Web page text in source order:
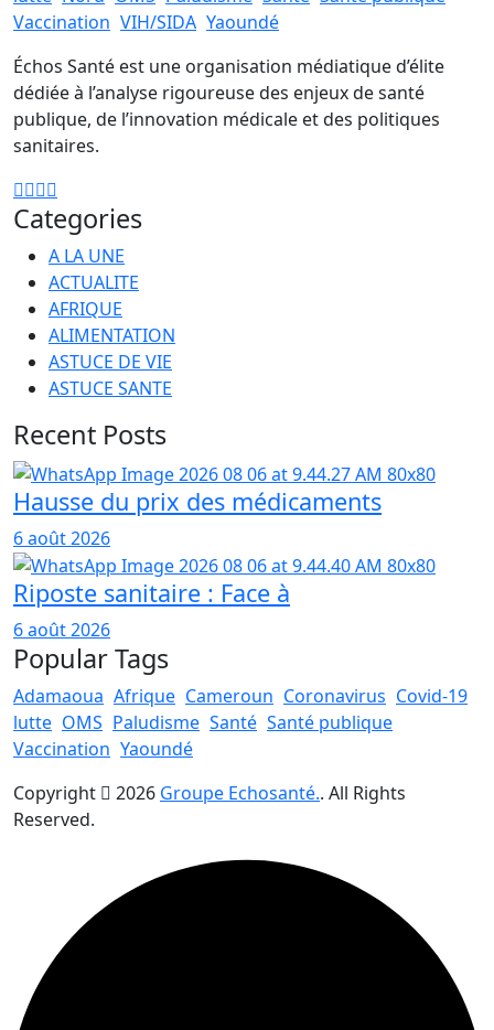
Vaccination VIH/SIDA Yaoundé
Échos Santé est une organisation médiatique d’élite
dédiée à l’analyse rigoureuse des enjeux de santé
publique, de l’innovation médicale et des politiques
sanitaires.
Categories
A LA UNE
ACTUALITE
AFRIQUE
ALIMENTATION
ASTUCE DE VIE
ASTUCE SANTE
Recent Posts
Hausse du prix des médicaments
6 août 2026
Riposte sanitaire : Face à
6 août 2026
Popular Tags
Adamaoua Afrique Cameroun Coronavirus Covid-19
lutte OMS Paludisme Santé Santé publique
Vaccination Yaoundé
Copyright
2026 Groupe Echosanté.. All Rights
Reserved.